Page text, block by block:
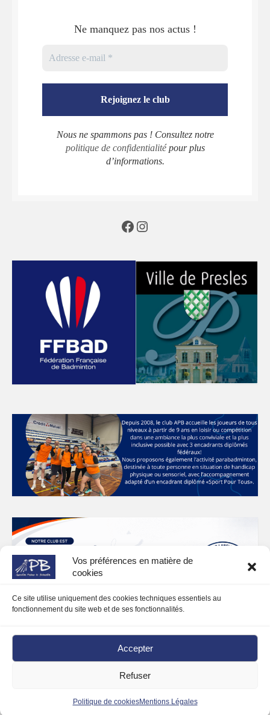
Vos préférences en matière de
cookies
Ce site utilise uniquement des cookies techniques essentiels au
fonctionnement du site web et de ses fonctionnalités.
Accepter
Refuser
Politique de cookiesMentions Légales
Ne manquez pas nos actus !
Nous ne spammons pas ! Consultez notre
politique de confidentialitépour plus
d’informations.
Facebook
Instagram